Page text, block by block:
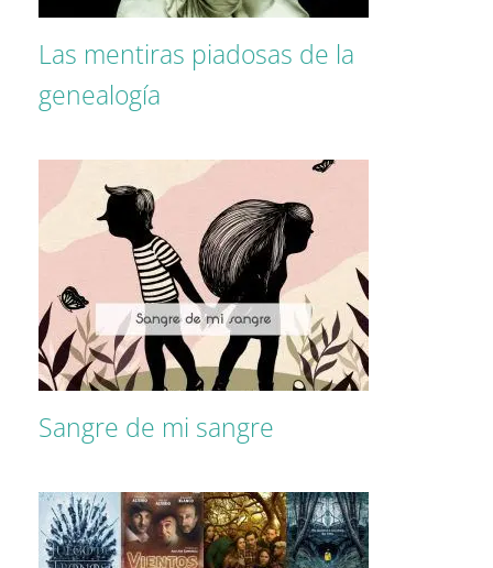
Las mentiras piadosas de la
genealogía
Sangre de mi sangre